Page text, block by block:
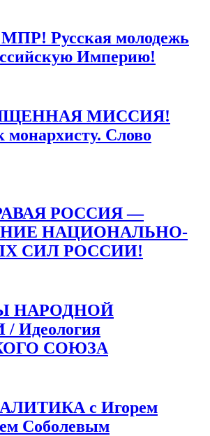
Русская молодежь
Империю!
МИССИЯ!
Слово
РОССИЯ —
НАЦИОНАЛЬНО-
СИЛ РОССИИ!
НАРОДНОЙ
СОЮЗА
с Игорем
Соболевым